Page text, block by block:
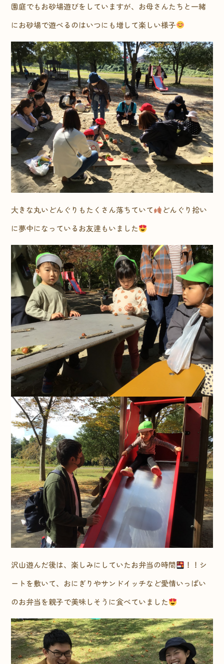
園庭でもお砂場遊びをしていますが、お母さんたちと一緒
にお砂場で遊べるのはいつにも増して楽しい様子
大きな丸いどんぐりもたくさん落ちていて
どんぐり拾い
に夢中になっているお友逹もいました
沢山遊んだ後は、楽しみにしていたお弁当の時間
！！シ
ートを敷いて、おにぎりやサンドイッチなど愛情いっぱい
のお弁当を親子で美味しそうに食べていました